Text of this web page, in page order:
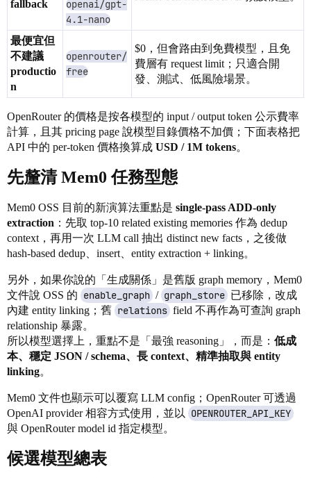
fallback
openai/gpt-
4.1-nano
最便宜但
不建議
productio
n
openrouter/
free
$0，但會路由到免費模型，且免
費層有 request limit；只適合開
發、測試、低風險場景。
OpenRouter 的價格是按各模型的 input / output token 公示費率
計算，且其 pricing page 說模型目錄價格不加價；下面表格把
API 中的 per-token 價格換算成 USD / 1M tokens。
先釐清 Mem0 任務型態
Mem0 OSS 目前的新演算法重點是 single-pass ADD-only
extraction ：先取 top-10 related existing memories 作為 dedup
context，再用一次 LLM call 抽出 distinct new facts，之後做
hash-based dedup、insert、entity extraction + linking。
另外，如果你說的「生成關係」是舊版 graph memory，Mem0
文件說 OSS 的 enable_graph / graph_store 已移除，改成
內建 entity linking；舊 relations field 不再作為可查詢 graph
relationship 暴露。
所以模型選擇上，重點不是「最強 reasoning」，而是： 低成
本、穩定 JSON / schema、長 context、精準抽取與 entity
linking。
Mem0 文件也顯示可以覆寫 LLM config；OpenRouter 可透過
OpenAI provider 相容方式使用，並以
OPENROUTER_API_KEY
與 OpenRouter model id 指定模型。
候選模型總表